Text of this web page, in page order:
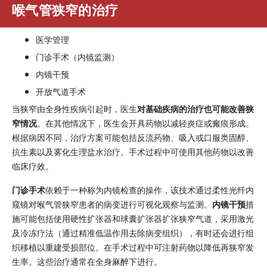
喉气管狭窄的治疗
医学管理
门诊手术（内镜监测）
内镜干预
开放气道手术
当狭窄由全身性疾病引起时，医生对基础疾病的治疗也可能改善狭
窄情况。在其他情况下，医生会开具药物以减轻炎症或瘢痕形成。
根据病因不同，治疗方案可能包括反流药物、吸入或口服类固醇、
抗生素以及雾化生理盐水治疗。手术过程中可使用其他药物以改善
临床疗效。
门诊手术依赖于一种称为内镜检查的操作，该技术通过柔性光纤内
窥镜对喉气管狭窄患者的病变进行可视化观察与监测。 内镜干预措
施可能包括使用硬性扩张器和球囊扩张器扩张狭窄气道，采用激光
及冷冻疗法（通过精准低温作用去除病变组织），有时还会进行组
织移植以重建受损部位。在手术过程中可注射药物以降低再狭窄发
生率。这些治疗通常在全身麻醉下进行。